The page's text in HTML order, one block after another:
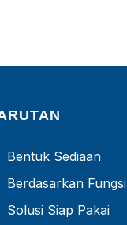
Bentuk Sediaan
Berdasarkan Fungsi
Solusi Siap Pakai